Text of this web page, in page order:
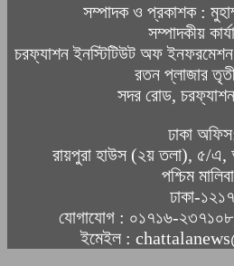
সম্পাদক ও প্রকাশক :
সম্পাদকীয়
চরফ্যাশন ইনস্টিটিউট অফ
রতন প্লাজার
সদর রোড,
ঢাকা
রায়পুরা হাউস (২য় তলা), ৫/এ,
পশ্চিম
ঢাকা-১২১৭
যোগাযোগ : ০১৭১৬-
ইমেইল :